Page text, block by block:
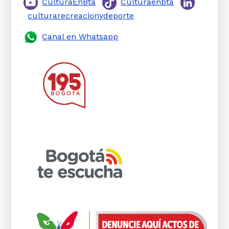
culturarecreacionydeporte
Canal en Whatsapp